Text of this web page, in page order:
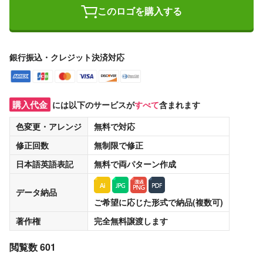
このロゴを購入する
銀行振込・クレジット決済対応
購入代金 には以下のサービスがすべて含まれます
色変更・アレンジ
無料で対応
修正回数
無制限で修正
日本語英語表記
無料で両パターン作成
データ納品
ご希望に応じた形式で納品(複数可)
著作権
完全無料譲渡します
閲覧数 601